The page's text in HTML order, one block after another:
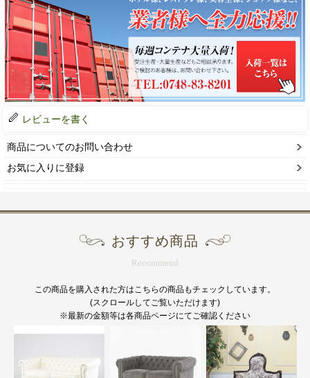
レビューを書く
商品についてのお問い合わせ
お気に入りに登録
おすすめ商品
Recommend
この商品を購入された方はこちらの商品もチェックしています。
(スクロールしてご覧いただけます)
※最新の金額等は各商品ページにてご確認ください